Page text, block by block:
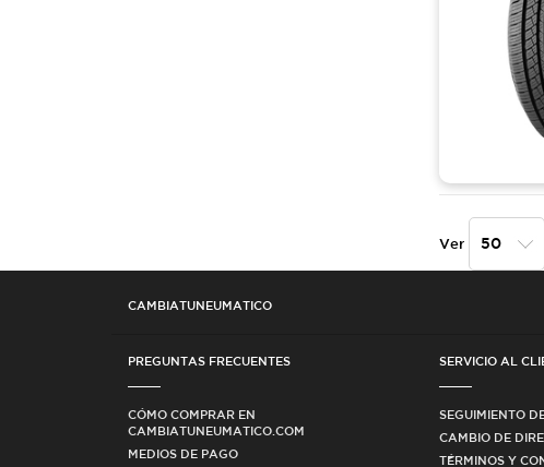
Ver
CAMBIATUNEUMATICO
PREGUNTAS FRECUENTES
CÓMO COMPRAR EN
CAMBIATUNEUMATICO.COM
MEDIOS DE PAGO
SERVICIO AL
SEGUIMIENTO
CAMBIO DE
TÉRMINOS Y